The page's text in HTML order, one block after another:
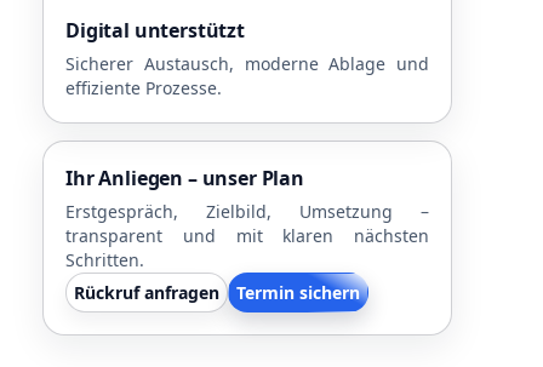
Digital unterstützt
Sicherer Austausch, moderne Ablage und
effiziente Prozesse.
Ihr Anliegen – unser Plan
Erstgespräch, Zielbild, Umsetzung –
transparent und mit klaren nächsten
Schritten.
Rückruf anfragen
Termin sichern